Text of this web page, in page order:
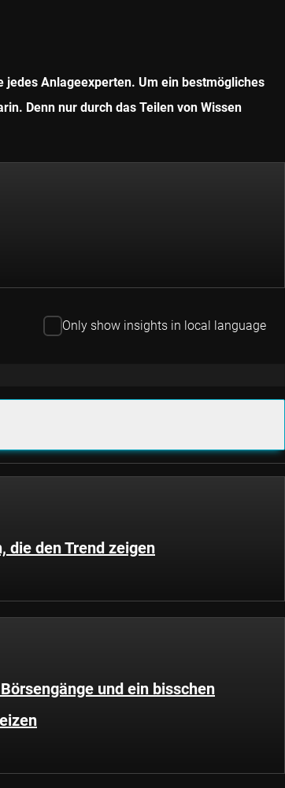
Anlageexperten. Um ein bestmögliches
Denn nur durch das Teilen von Wissen
Only show insights in local language
die den Trend zeigen
und ein bisschen